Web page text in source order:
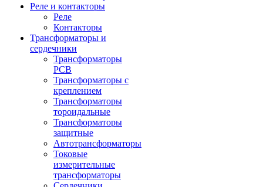
Реле и контакторы
Реле
Контакторы
Трансформаторы и
сердечники
Трансформаторы
PCB
Трансформаторы с
креплением
Трансформаторы
тороидальные
Трансформаторы
защитные
Автотрансформаторы
Токовые
измерительные
трансформаторы